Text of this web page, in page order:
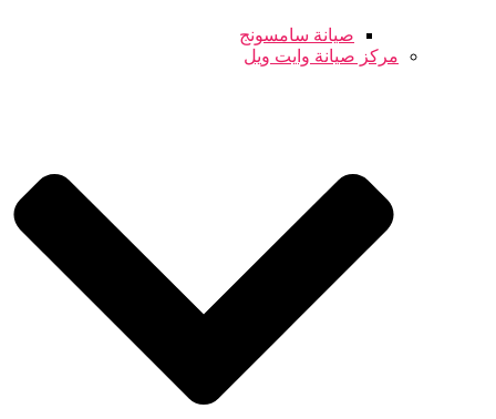
صيانة سامسونج
مركز صيانة وايت ويل